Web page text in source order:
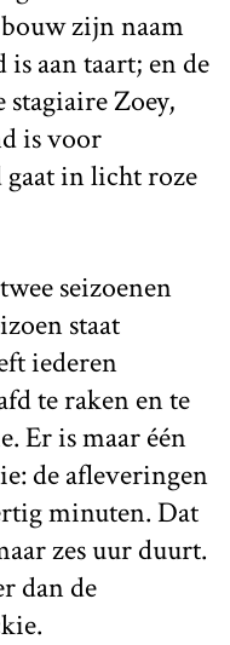
zijn naam
is aan taart; en de
stagiaire Zoey,
is voor
in licht roze
seizoenen
staat
iederen
te raken en te
Er is maar één
de afleveringen
minuten. Dat
zes uur duurt.
dan de